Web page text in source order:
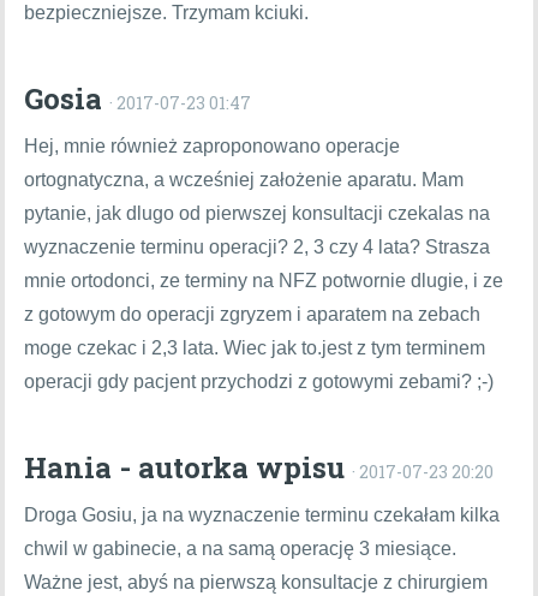
bezpieczniejsze. Trzymam kciuki.
Gosia · 2017-07-23 01:47
Hej, mnie również zaproponowano operacje
ortognatyczna, a wcześniej założenie aparatu. Mam
pytanie, jak dlugo od pierwszej konsultacji czekalas na
wyznaczenie terminu operacji? 2, 3 czy 4 lata? Strasza
mnie ortodonci, ze terminy na NFZ potwornie dlugie, i ze
z gotowym do operacji zgryzem i aparatem na zebach
moge czekac i 2,3 lata. Wiec jak to.jest z tym terminem
operacji gdy pacjent przychodzi z gotowymi zebami? ;-)
Hania - autorka wpisu · 2017-07-23 20:20
Droga Gosiu, ja na wyznaczenie terminu czekałam kilka
chwil w gabinecie, a na samą operację 3 miesiące.
Ważne jest, abyś na pierwszą konsultacje z chirurgiem